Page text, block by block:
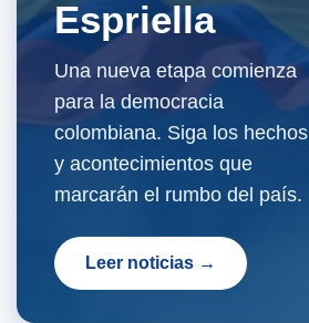
Espriella
Una nueva etapa comienza
para la democracia
colombiana. Siga los hechos
y acontecimientos que
marcarán el rumbo del país.
Leer noticias →